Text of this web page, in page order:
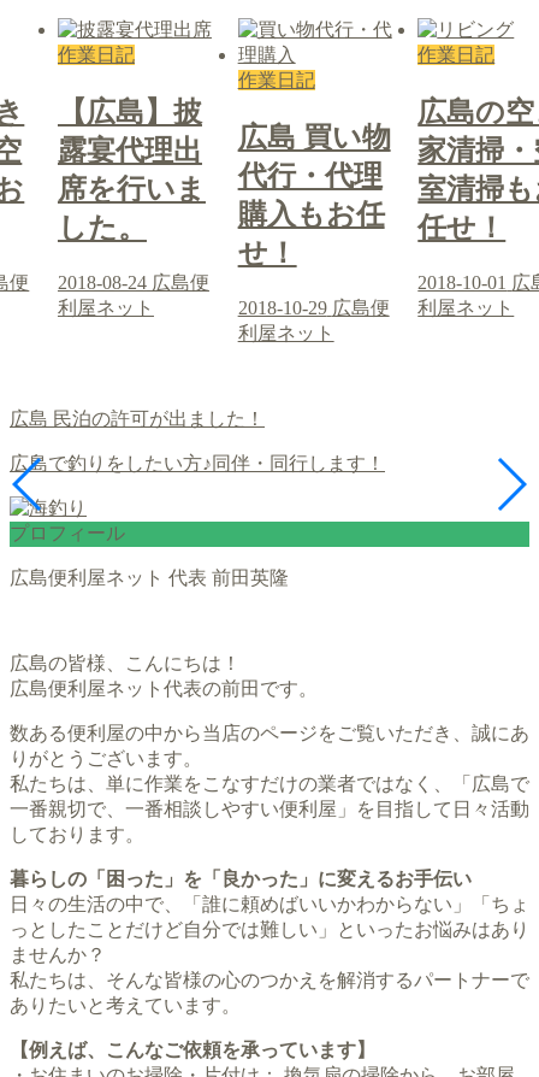
便
作業日記
【広島】披
露宴代理出
席を行いま
した。
2018-08-24 広島便
利屋ネット
作業日記
広島 買い物
代行・代理
購入もお任
せ！
2018-10-29 広島便
利屋ネット
作業日記
広島の
家清掃
室清掃
任せ！
2018-10-01 広
利屋ネット
広島 民泊の許可が出ました！
広島で釣りをしたい方♪同伴・同行します！
プロフィール
広島便利屋ネット 代表 前田英隆
広島の皆様、こんにちは！
広島便利屋ネット代表の前田です。
数ある便利屋の中から当店のページをご覧いただき、誠にあ
りがとうございます。
私たちは、単に作業をこなすだけの業者ではなく、「広島で
一番親切で、一番相談しやすい便利屋」を目指して日々活動
しております。
暮らしの「困った」を「良かった」に変えるお手伝い
日々の生活の中で、「誰に頼めばいいかわからない」「ちょ
っとしたことだけど自分では難しい」といったお悩みはあり
ませんか？
私たちは、そんな皆様の心のつかえを解消するパートナーで
ありたいと考えています。
【例えば、こんなご依頼を承っています】